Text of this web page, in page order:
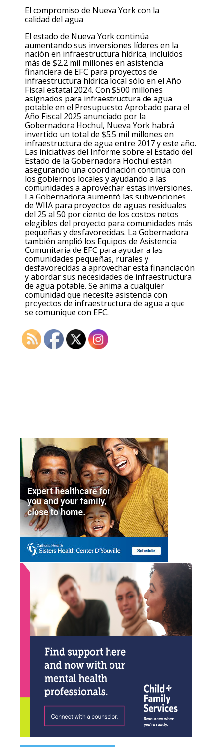
El compromiso de Nueva York con la
calidaddelagua
El estado de Nueva York continúa
aumentando sus inversiones líderes en la
nación en infraestructura hídrica, incluidos
más de $2.2 mil millones en asistencia
financiera de EFC para proyectos de
infraestructura hídrica local sólo en el Año
Fiscal estatal 2024. Con $500 millones
asignados para infraestructura de agua
potable en el Presupuesto Aprobado para el
Año Fiscal 2025 anunciado por la
Gobernadora Hochul, Nueva York habrá
invertido un total de $5.5 mil millones en
infraestructura de agua entre 2017 y este año.
Las iniciativas del Informe sobre el Estado del
Estado de la Gobernadora Hochul están
asegurando una coordinación continua con
los gobiernos locales y ayudando a las
comunidades a aprovechar estas inversiones.
La Gobernadora aumentó las subvenciones
de WIIA para proyectos de aguas residuales
del 25 al 50 por ciento de los costos netos
elegibles del proyecto para comunidades más
pequeñas y desfavorecidas. La Gobernadora
también amplió los Equipos de Asistencia
Comunitaria de EFC para ayudar a las
comunidades pequeñas, rurales y
desfavorecidas a aprovechar esta financiación
y abordar sus necesidades de infraestructura
de agua potable. Se anima a cualquier
comunidad que necesite asistencia con
proyectos de infraestructura de agua a que
se comunique con EFC.